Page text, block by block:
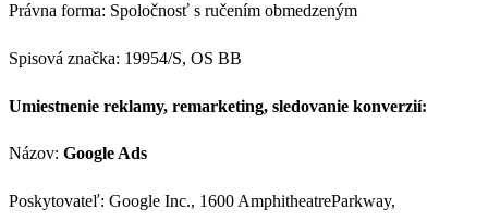
Právna forma: Spoločnosť s ručením obmedzeným
Spisová značka: 19954/S, OS BB
Umiestnenie reklamy, remarketing, sledovanie konverzií:
Názov: Google Ads
Poskytovateľ: Google Inc., 1600 AmphitheatreParkway,